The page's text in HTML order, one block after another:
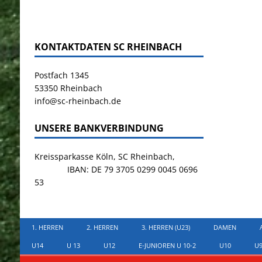
KONTAKTDATEN SC RHEINBACH
Postfach 1345
53350 Rheinbach
info@sc-rheinbach.de
UNSERE BANKVERBINDUNG
Kreissparkasse Köln, SC Rheinbach,
IBAN: DE 79 3705 0299 0045 0696
53
1. HERREN 2. HERREN 3. HERREN (U23) DAMEN
U14 U 13 U12 E-JUNIOREN U 10-2 U10 U9